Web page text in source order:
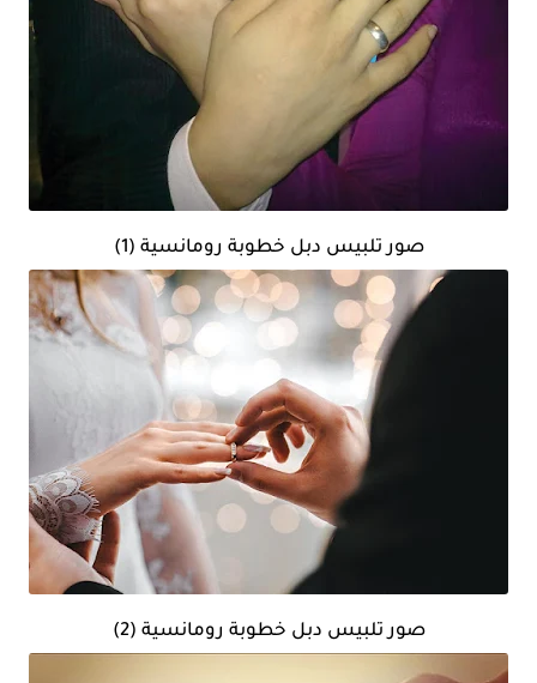
صور تلبيس دبل خطوبة رومانسية (1)
صور تلبيس دبل خطوبة رومانسية (2)